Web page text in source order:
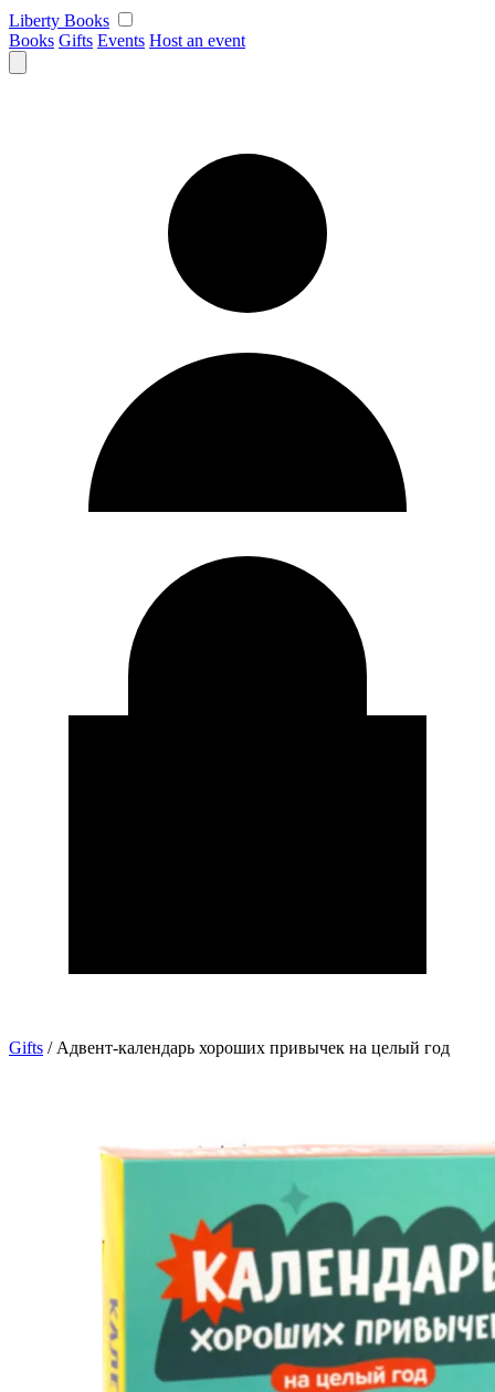
Skip
to
content
Liberty Books
Books Gifts Events Host an event
Gifts / Адвент-календарь хороших привычек на целый год